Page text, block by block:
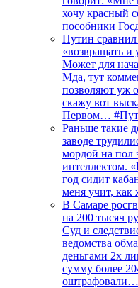
хочу красный
пособники
Путин
«возвращать и
Может для
Мда, тут
позволяют уж
скажу вот
Первом…
Раньше такие
заводе
мордой на пол
интеллектом.
год сидит
меня учит,
В Самаре
на 200 тысяч
Суд и
ведомства
деньгами 2х
сумму более